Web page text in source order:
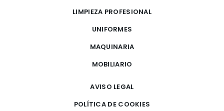
LIMPIEZA PROFESIONAL
UNIFORMES
MAQUINARIA
MOBILIARIO
AVISO LEGAL
POLÍTICA DE COOKIES